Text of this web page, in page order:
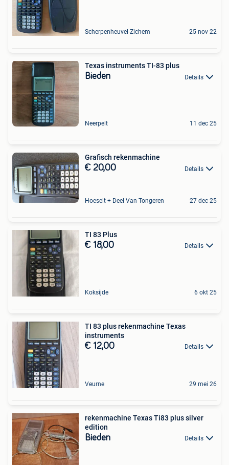
Scherpenheuvel-Zichem 25 nov 22
Texas instruments TI-83 plus
Bieden Details
Neerpelt 11 dec 25
Grafisch rekenmachine
€ 20,00 Details
Hoeselt + Deel Van Tongeren 27 dec 25
TI 83 Plus
€ 18,00 Details
Koksijde 6 okt 25
TI 83 plus rekenmachine Texas
instruments
€ 12,00 Details
Veurne 29 mei 26
rekenmachine Texas Ti83 plus silver
edition
Bieden Details